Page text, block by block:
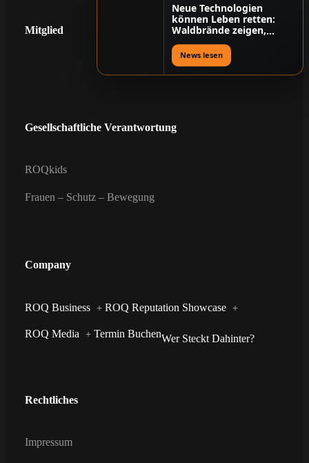
E
K
Mitglied
Gesellschaftliche Verantwortung
ROQkids
Frauen – Schutz – Bewegung
Company
ROQ Business ROQ Reputation Showcase
ROQ Media Termin BuchenWer Steckt Dahinter?
Rechtliches
Impressum
Neue Technologien
können Leben retten:
Waldbrände zeigen,
warum Digitalisierung
mehr als Komfort ist
News lesen